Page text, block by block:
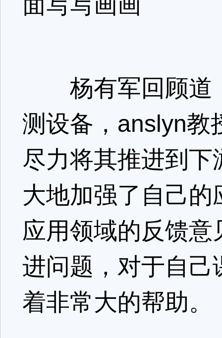
杨有军回顾道
测设备，anslyn教
尽力将其推进到
大地加强了自己
应用领域的反馈
进问题，对于自
着非常大的帮助。